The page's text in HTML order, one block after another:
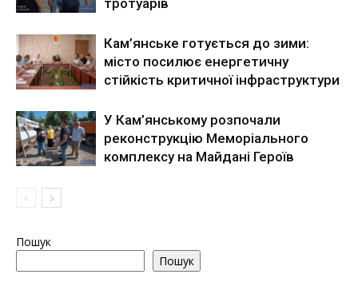
тротуарів
Кам’янське готується до зими:
місто посилює енергетичну
стійкість критичної інфраструктури
У Кам’янському розпочали
реконструкцію Меморіального
комплексу на Майдані Героїв
Пошук
Пошук